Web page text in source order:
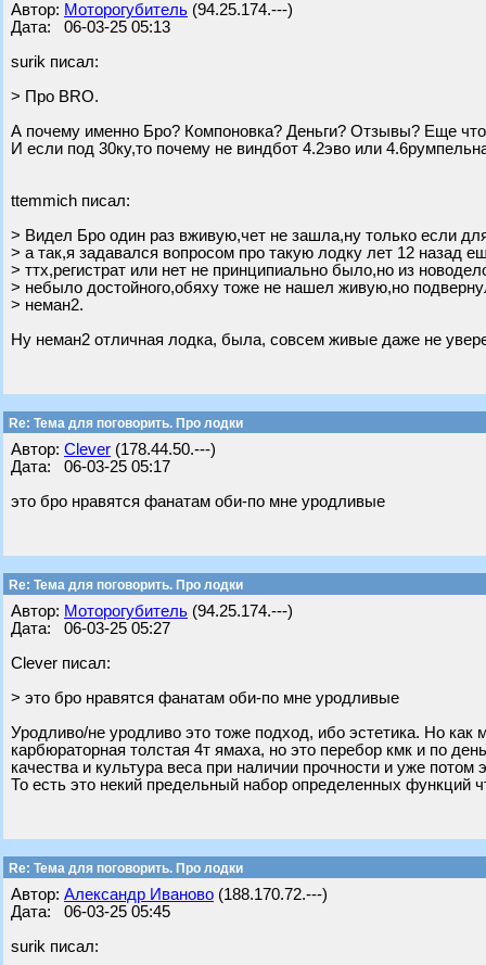
Автор: Моторогубитель (94.25.174.---)
Дата: 06-03-25 05:13
surik писал:
> Про BRO.
А почему именно Бро? Компоновка? Деньги? Отзывы? Еще
И если под 30ку,то почему не виндбот 4.2эво или
ttemmich писал:
> Видел Бро один раз вживую,чет не зашла,ну только если
> а так,я задавался вопросом про такую лодку лет 12 назад
> ттх,регистрат или нет не принципиально было,но из
> небыло достойного,обяху тоже не нашел живую,но
> неман2.
Ну неман2 отличная лодка, была, совсем живые даже не
Re: Тема для поговорить. Про лодки
Автор: Clever (178.44.50.---)
Дата: 06-03-25 05:17
это бро нравятся фанатам оби-по мне уродливые
Re: Тема для поговорить. Про лодки
Автор: Моторогубитель (94.25.174.---)
Дата: 06-03-25 05:27
Clever писал:
> это бро нравятся фанатам оби-по мне уродливые
Уродливо/не уродливо это тоже подход, ибо эстетика. Но
карбюраторная толстая 4т ямаха, но это перебор кмк и по
качества и культура веса при наличии прочности и уже потом
То есть это некий предельный набор определенных функций
Re: Тема для поговорить. Про лодки
Автор: Александр Иваново (188.170.72.---)
Дата: 06-03-25 05:45
surik писал: